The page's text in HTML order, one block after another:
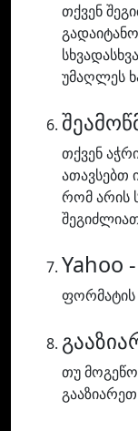
თქვენ
უმაღლეს
თქვენ
ათავსებთ
რომ არის
Yahoo
ფორმატის
თუ